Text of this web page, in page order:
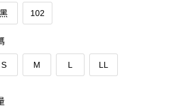
黑 102
S M L LL